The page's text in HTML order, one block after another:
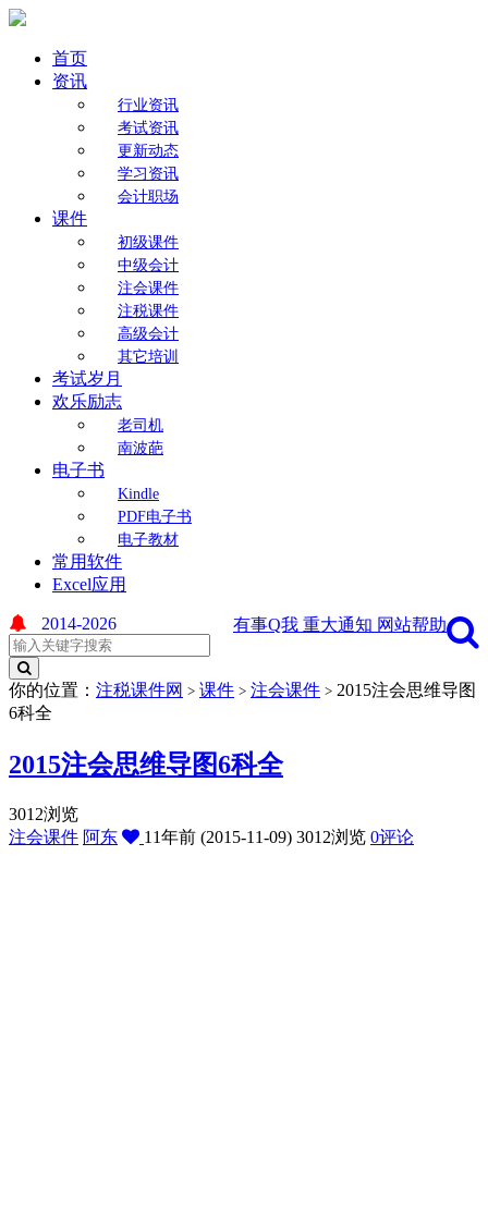
首页
资讯
行业资讯
考试资讯
更新动态
学习资讯
会计职场
课件
初级课件
中级会计
注会课件
注税课件
高级会计
其它培训
考试岁月
欢乐励志
老司机
南波葩
电子书
Kindle
PDF电子书
电子教材
常用软件
Excel应用
有事Q我 重大通知 网站帮助
2014-2026
你的位置： 注税课件网 > 课件 > 注会课件 > 2015注会思维导图
6科全
2015注会思维导图6科全
3012浏览
注会课件 阿东 11年前 (2015-11-09) 3012浏览 0评论